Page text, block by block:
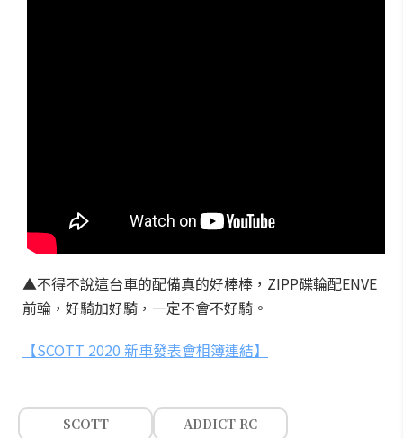
▲不得不說這台車的配備真的好棒棒，ZIPP碟輪配ENVE
前輪，好騎加好騎，一定不會不好騎。
【SCOTT 2020 新車發表會相簿連結】
SCOTT ADDICT RC